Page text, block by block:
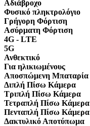
Αδιάβροχο
Φυσικό πληκτρολόγιο
Γρήγορη Φόρτιση
Ασύρματη Φόρτιση
4G - LTE
5G
Ανθεκτικό
Για ηλικιωμένους
Αποσπώμενη Μπαταρία
Διπλή Πίσω Κάμερα
Τριπλή Πίσω Κάμερα
Τετραπλή Πίσω Κάμερα
Πενταπλή Πίσω Κάμερα
Δακτυλικό Αποτύπωμα